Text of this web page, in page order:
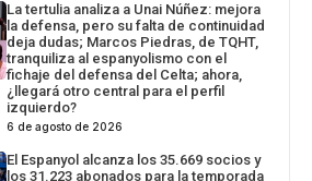
La tertulia analiza a Unai Núñez: mejora
la defensa, pero su falta de continuidad
deja dudas; Marcos Piedras, de TQHT,
tranquiliza al espanyolismo con el
fichaje del defensa del Celta; ahora,
¿llegará otro central para el perfil
izquierdo?
6 de agosto de 2026
El Espanyol alcanza los 35.669 socios y
los 31.223 abonados para la temporada